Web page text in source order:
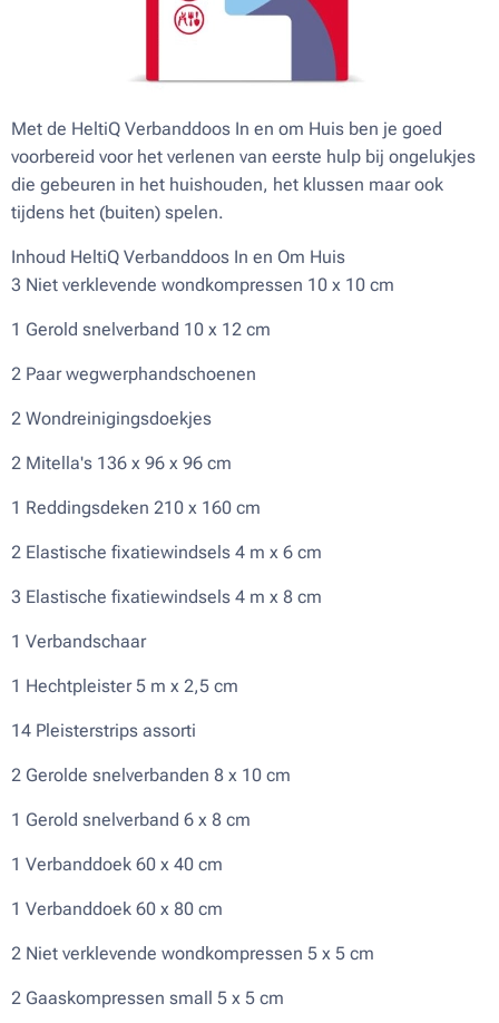
Met de HeltiQ Verbanddoos In en om Huis ben je goed
voorbereid voor het verlenen van eerste hulp bij ongelukjes
die gebeuren in het huishouden, het klussen maar ook
tijdens het (buiten) spelen.
Inhoud HeltiQ Verbanddoos In en Om Huis
3 Niet verklevende wondkompressen 10 x 10 cm
1 Gerold snelverband 10 x 12 cm
2 Paar wegwerphandschoenen
2 Wondreinigingsdoekjes
2 Mitella's 136 x 96 x 96 cm
1 Reddingsdeken 210 x 160 cm
2 Elastische fixatiewindsels 4 m x 6 cm
3 Elastische fixatiewindsels 4 m x 8 cm
1 Verbandschaar
1 Hechtpleister 5 m x 2,5 cm
14 Pleisterstrips assorti
2 Gerolde snelverbanden 8 x 10 cm
1 Gerold snelverband 6 x 8 cm
1 Verbanddoek 60 x 40 cm
1 Verbanddoek 60 x 80 cm
2 Niet verklevende wondkompressen 5 x 5 cm
2 Gaaskompressen small 5 x 5 cm